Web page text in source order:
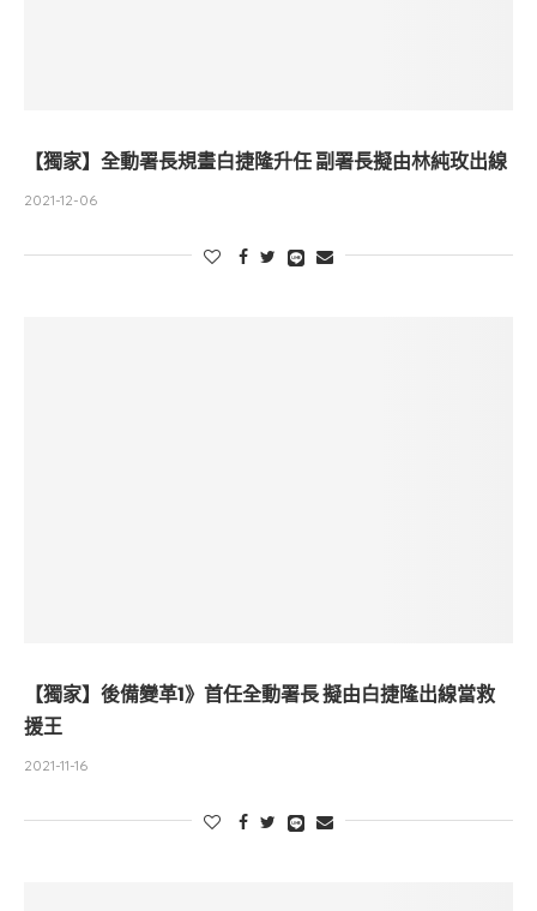
【獨家】全動署長規畫白捷隆升任 副署長擬由林純玫出線
2021-12-06
【獨家】後備變革1》首任全動署長 擬由白捷隆出線當救
援王
2021-11-16